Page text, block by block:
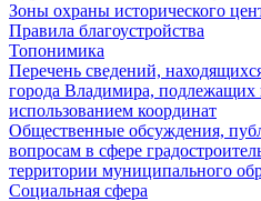
Зоны охраны исторического
Правила благоустройства
Топонимика
Перечень сведений,
города Владимира, подлежащих
использованием координат
Общественные обсуждения,
вопросам в сфере
территории муниципального
Социальная сфера